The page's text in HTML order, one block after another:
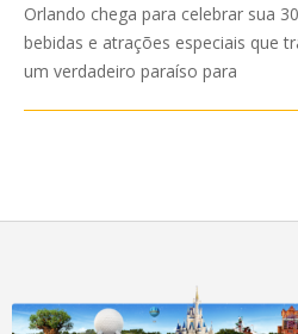
Orlando chega para celebrar sua
bebidas e atrações especiais que
um verdadeiro paraíso para